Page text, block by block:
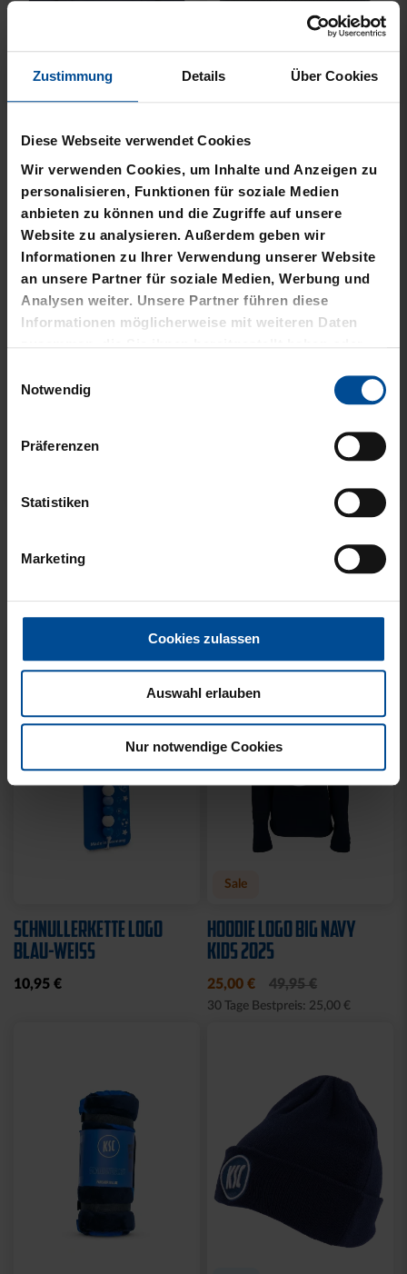
Zustimmung Details Über Cookies
Diese Webseite verwendet Cookies
Wir verwenden Cookies, um Inhalte und Anzeigen zu
personalisieren, Funktionen für soziale Medien
anbieten zu können und die Zugriffe auf unsere
Website zu analysieren. Außerdem geben wir
Informationen zu Ihrer Verwendung unserer Website
an unsere Partner für soziale Medien, Werbung und
Analysen weiter. Unsere Partner führen diese
Informationen möglicherweise mit weiteren Daten
gesammelt haben.
Notwendig
Präferenzen
Statistiken
Marketing
Cookies zulassen
Auswahl erlauben
Nur notwendige Cookies
JACKE HARRINGTON
SCHRIFTZUG NAVY
69,95 €
MÜTZE 47 LOGO
METALLIC NAVY
24,95 €
PLÜSCHKOPF
SCHNULLERKETTE LOGO
BLAU-WEISS
10,95 €
Sale
HOODIE LOGO BIG NAVY
KIDS 2025
25,00 € 49,95 €
30 Tage Bestpreis: 25,00 €